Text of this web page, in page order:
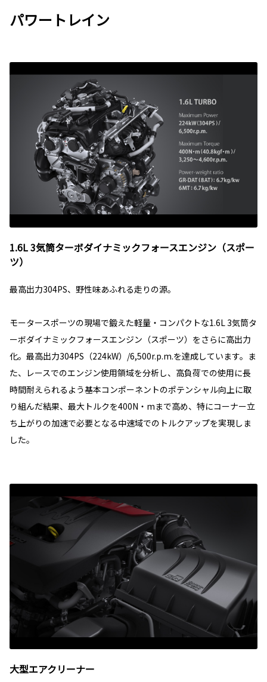
パワートレイン
1.6L 3気筒ターボダイナミックフォースエンジン（スポー
ツ）
最高出力304PS、野性味あふれる走りの源。
モータースポーツの現場で鍛えた軽量・コンパクトな1.6L 3気筒タ
ーボダイナミックフォースエンジン（スポーツ）をさらに高出力
化。最高出力304PS（224kW）/6,500r.p.m.を達成しています。ま
た、レースでのエンジン使用領域を分析し、高負荷での使用に長
時間耐えられるよう基本コンポーネントのポテンシャル向上に取
り組んだ結果、最大トルクを400N・mまで高め、特にコーナー立
ち上がりの加速で必要となる中速域でのトルクアップを実現しま
した。
大型エアクリーナー